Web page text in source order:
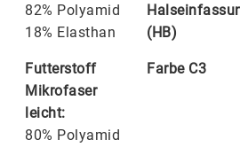
82% Polyamid
18% Elasthan
(HB)
Futterstoff
Mikrofaser
leicht:
80% Polyamid
Farbe C3